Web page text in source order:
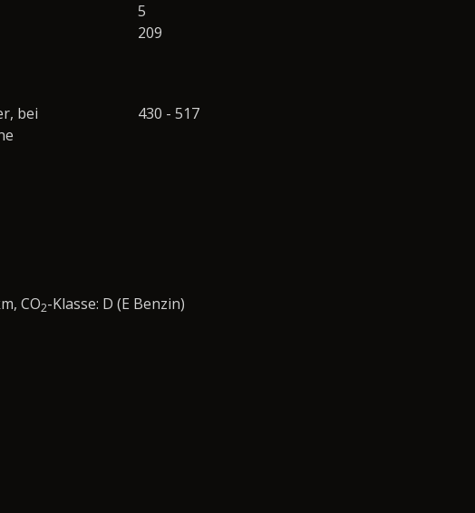
5
209
bei
430 - 517
CO2-Klasse: D (E Benzin)